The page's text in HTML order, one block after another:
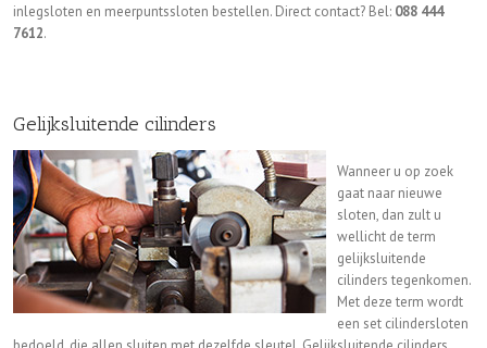
inlegsloten en meerpuntssloten bestellen. Direct contact? Bel: 088 444
7612.
Gelijksluitende cilinders
Wanneer u op zoek
gaat naar nieuwe
sloten, dan zult u
wellicht de term
gelijksluitende
cilinders tegenkomen.
Met deze term wordt
een set cilindersloten